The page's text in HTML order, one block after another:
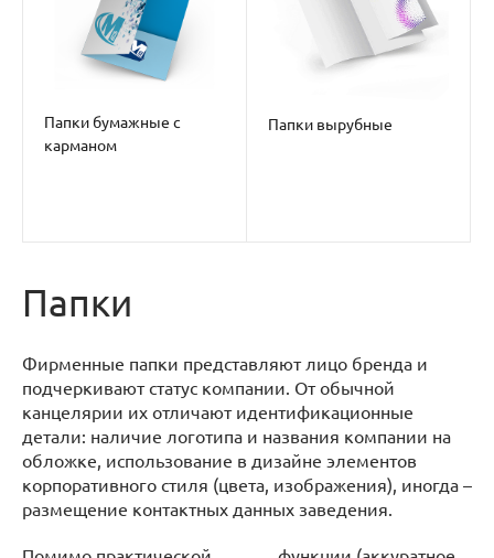
Папки бумажные с
карманом
Папки вырубные
Папки
Фирменные папки представляют лицо бренда и
подчеркивают статус компании. От обычной
канцелярии их отличают идентификационные
детали: наличие логотипа и названия компании на
обложке, использование в дизайне элементов
корпоративного стиля (цвета, изображения), иногда –
размещение контактных данных заведения.